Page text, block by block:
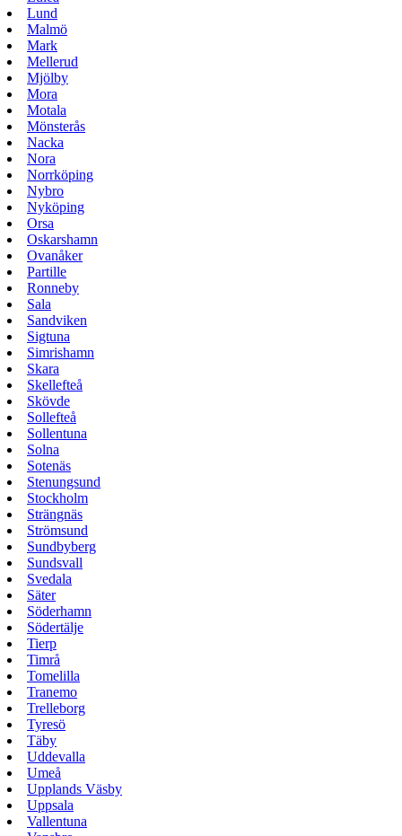
Lund
Malmö
Mark
Mellerud
Mjölby
Mora
Motala
Mönsterås
Nacka
Nora
Norrköping
Nybro
Nyköping
Orsa
Oskarshamn
Ovanåker
Partille
Ronneby
Sala
Sandviken
Sigtuna
Simrishamn
Skara
Skellefteå
Skövde
Sollefteå
Sollentuna
Solna
Sotenäs
Stenungsund
Stockholm
Strängnäs
Strömsund
Sundbyberg
Sundsvall
Svedala
Säter
Söderhamn
Södertälje
Tierp
Timrå
Tomelilla
Tranemo
Trelleborg
Tyresö
Täby
Uddevalla
Umeå
Upplands Väsby
Uppsala
Vallentuna